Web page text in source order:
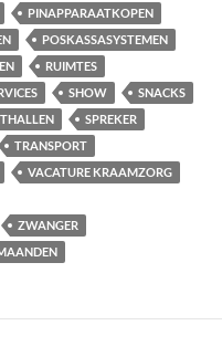
PINAPPARAATKOPEN
POSKASSASYSTEMEN
RUIMTES
SHOW
SNACKS
SPREKER
TRANSPORT
VACATURE KRAAMZORG
ZWANGER